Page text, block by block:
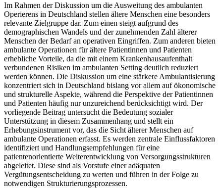
Im Rahmen der Diskussion um die Ausweitung des ambulanten
Operierens in Deutschland stellen ältere Menschen eine besonders
relevante Zielgruppe dar. Zum einen steigt aufgrund des
demographischen Wandels und der zunehmenden Zahl älterer
Menschen der Bedarf an operativen Eingriffen. Zum anderen bieten
ambulante Operationen für ältere Patientinnen und Patienten
erhebliche Vorteile, da die mit einem Krankenhausaufenthalt
verbundenen Risiken im ambulanten Setting deutlich reduziert
werden können. Die Diskussion um eine stärkere Ambulantisierung
konzentriert sich in Deutschland bislang vor allem auf ökonomische
und strukturelle Aspekte, während die Perspektive der Patientinnen
und Patienten häufig nur unzureichend berücksichtigt wird. Der
vorliegende Beitrag untersucht die Bedeutung sozialer
Unterstützung in diesem Zusammenhang und stellt ein
Erhebungsinstrument vor, das die Sicht älterer Menschen auf
ambulante Operationen erfasst. Es werden zentrale Einflussfaktoren
identifiziert und Handlungsempfehlungen für eine
patientenorientierte Weiterentwicklung von Versorgungsstrukturen
abgeleitet. Diese sind als Vorstufe einer adäquaten
Vergütungsentscheidung zu werten und führen in der Folge zu
notwendigen Strukturierungsprozessen.